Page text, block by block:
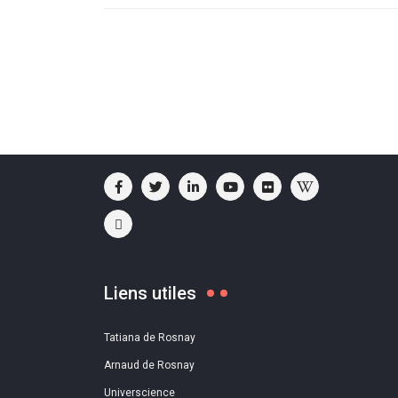
Liens utiles
Tatiana de Rosnay
Arnaud de Rosnay
Universcience